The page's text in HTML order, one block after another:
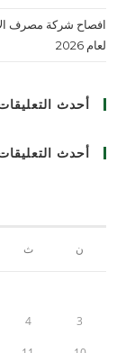
افصاح شركة مصرف
لعام 2026
أحدث
أحدث
ن ث
3
4